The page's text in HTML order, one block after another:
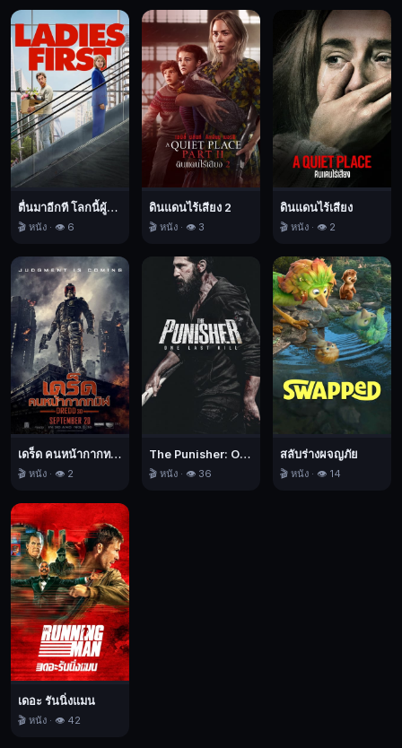
ตื่นมาอีกที โลกนี้ผู้หญิงใหญ่
🎬 หนัง · 👁️ 6
ดินแดนไร้เสียง 2
🎬 หนัง · 👁️ 3
ดินแดนไร้เสียง
🎬 หนัง · 👁️ 2
เดร็ด คนหน้ากากทมิฬ
🎬 หนัง · 👁️ 2
The Punisher: One Last Kill เดอะ พันนิชเชอร์: ฆ่าทิ้งทวน
🎬 หนัง · 👁️ 36
สลับร่างผจญภัย
🎬 หนัง · 👁️ 14
เดอะ รันนิ่งแมน
🎬 หนัง · 👁️ 42